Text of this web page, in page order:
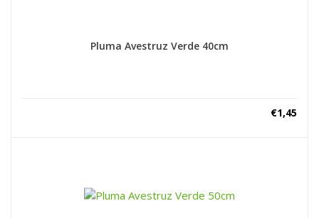
Pluma Avestruz Verde 40cm
€1,45